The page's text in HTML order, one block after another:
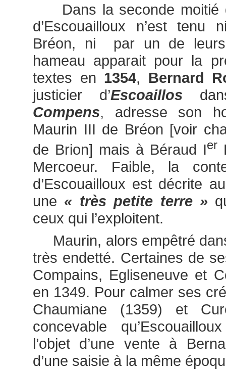
Dans la seconde moitié
d’Escouailloux n’est
Bréon, ni par un de
hameau apparait pour la
textes en 1354, Bernard
justicier d’Escoaillos
Compens, adresse son
Maurin III de Bréon [voir
de Brion] mais à Béraud Ier
Mercoeur. Faible, la
d’Escouailloux est décrite
une « très petite terre »
ceux qui l’exploitent.
Maurin, alors empêtré
très endetté. Certaines de
Compains, Egliseneuve et
en 1349. Pour calmer ses
Chaumiane (1359) et
concevable
l’objet d’une vente à
d’une saisie à la même